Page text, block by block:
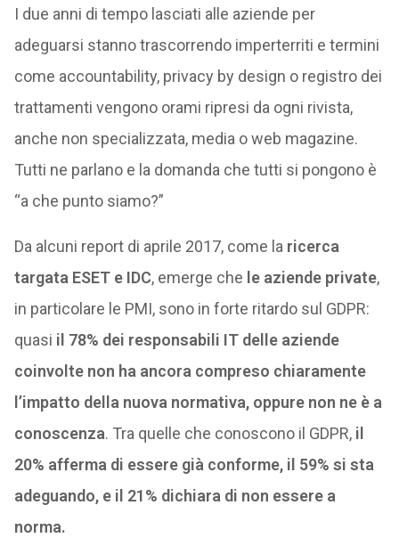
I due anni di tempo lasciati alle aziende per
adeguarsi stanno trascorrendo imperterriti e termini
come accountability, privacy by design o registro dei
trattamenti vengono orami ripresi da ogni rivista,
anche non specializzata, media o web magazine.
Tutti ne parlano e la domanda che tutti si pongono è
“a che punto siamo?”
Da alcuni report di aprile 2017, come la ricerca
targata ESET e IDC, emerge che le aziende private,
in particolare le PMI, sono in forte ritardo sul GDPR:
quasi il 78% dei responsabili IT delle aziende
coinvolte non ha ancora compreso chiaramente
l’impatto della nuova normativa, oppure non ne è a
conoscenza. Tra quelle che conoscono il GDPR, il
20% afferma di essere già conforme, il 59% si sta
adeguando, e il 21% dichiara di non essere a
norma.